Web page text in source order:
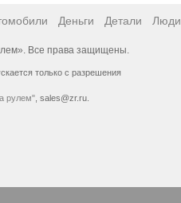
Деньги Детали Люди
Все права защищены.
только с разрешения
рулем" sales@zr.ru